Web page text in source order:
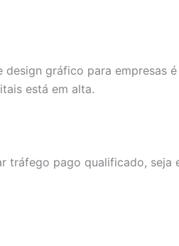
gráfico para empresas é
está em alta.
tráfego pago qualificado, seja